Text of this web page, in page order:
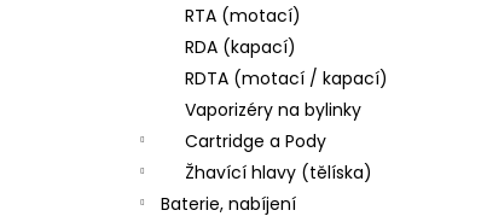
RTA (motací)
RDA (kapací)
RDTA (motací / kapací)
Vaporizéry na bylinky
Cartridge a Pody
Žhavící hlavy (tělíska)
Baterie, nabíjení